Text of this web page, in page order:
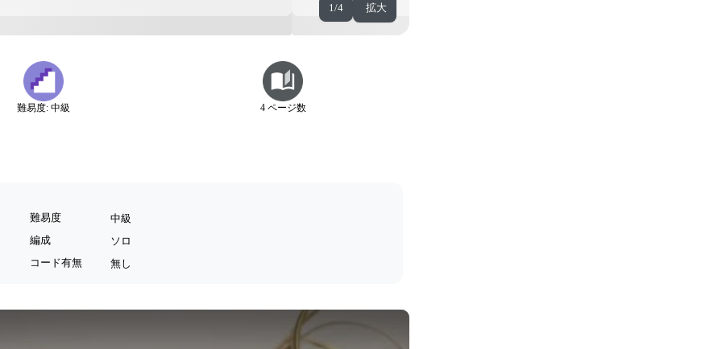
1/4 拡大
難易度: 中級 4 ページ数
難易度
中級
編成
ソロ
コード有無
無し